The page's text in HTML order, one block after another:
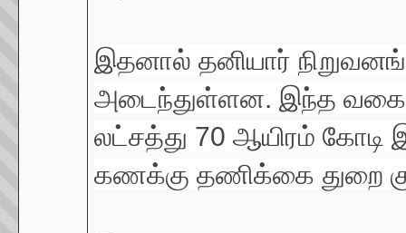
இதனால் தனியார்
அடைந்துள்ளன. இந்த
லட்சத்து 70 ஆயிரம் கோடி
கணக்கு தணிக்கை துறை